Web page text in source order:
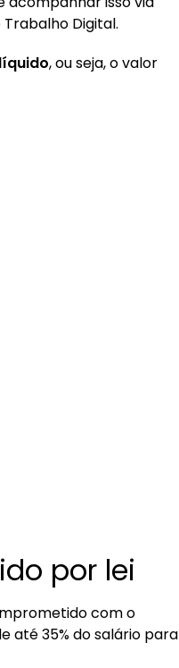
Digital.
, ou seja, o valor
por lei
com o
até 35% do salário para